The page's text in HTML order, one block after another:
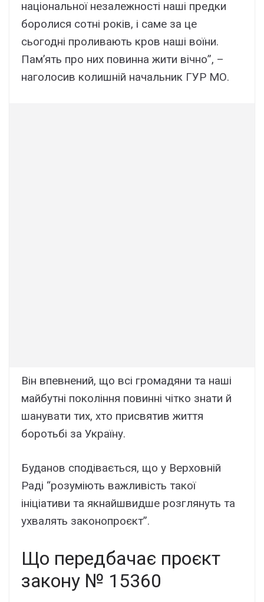
національної незалежності наші предки
боролися сотні років, і саме за це
сьогодні проливають кров наші воїни.
Пам’ять про них повинна жити вічно”, –
наголосив колишній начальник ГУР МО.
Він впевнений, що всі громадяни та наші
майбутні покоління повинні чітко знати й
шанувати тих, хто присвятив життя
боротьбі за Україну.
Буданов сподівається, що у Верховній
Раді “розуміють важливість такої
ініціативи та якнайшвидше розглянуть та
ухвалять законопроєкт”.
Що передбачає проєкт
закону № 15360